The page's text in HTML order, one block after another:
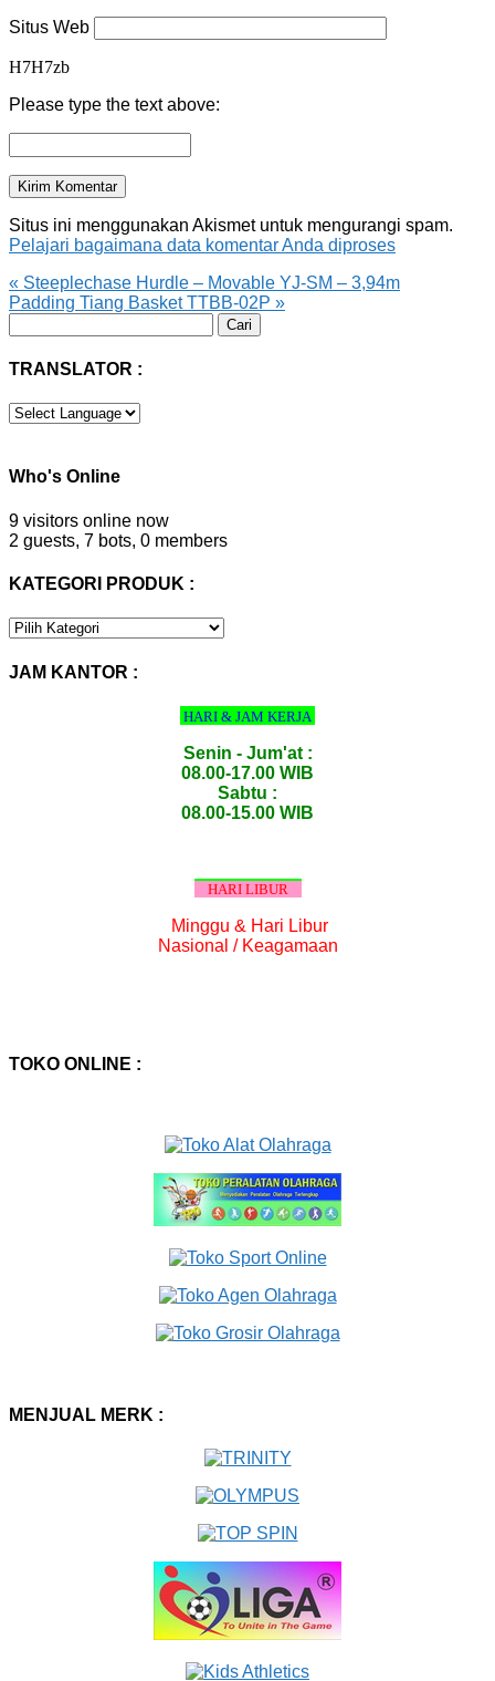
Situs Web
H7H7zb
Please type the text above:
Situs ini menggunakan Akismet untuk mengurangi spam.
Pelajari bagaimana data komentar Anda diproses
« Steeplechase Hurdle – Movable YJ-SM – 3,94m
Padding Tiang Basket TTBB-02P »
untuk:
TRANSLATOR :
Who's Online
9 visitors online now
2 guests, 7 bots, 0 members
KATEGORI PRODUK :
KATEGORI
JAM KANTOR :
HARI & JAM KERJA
Senin - Jum'at :
08.00-17.00 WIB
Sabtu :
08.00-15.00 WIB
HARI LIBUR
Minggu & Hari Libur
Nasional / Keagamaan
TOKO ONLINE :
MENJUAL MERK :